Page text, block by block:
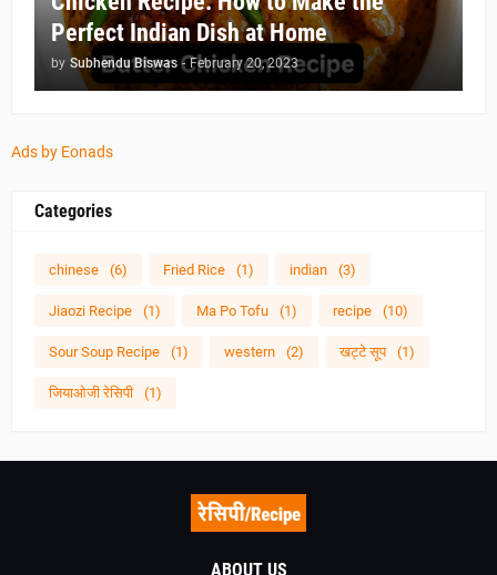
Perfect Indian Dish at Home
by Subhendu Biswas - February 20, 2023
Ads by Eonads
Categories
chinese (6) Fried Rice (1) indian (3)
Jiaozi Recipe (1) Ma Po Tofu (1) recipe (10)
Sour Soup Recipe (1) western (2) खट्टे सूप (1)
जियाओजी रेसिपी (1)
ABOUT US